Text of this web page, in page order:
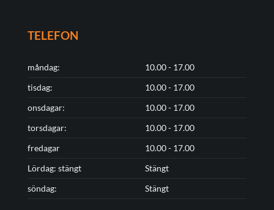
TELEFON
måndag:
10.00 - 17.00
tisdag:
10.00 - 17.00
onsdagar:
10.00 - 17.00
torsdagar:
10.00 - 17.00
fredagar
10.00 - 17.00
Lördag: stängt
Stängt
söndag:
Stängt